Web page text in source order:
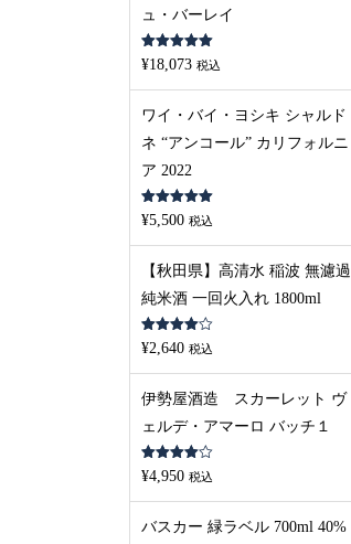
ュ・バーレイ
5段階中5.00
の評価
¥18,073 税込
ワイ・バイ・ヨシキ シャルド
ネ “アンコール” カリフォルニ
ア 2022
5段階中 5.00
の評価
¥5,500 税込
【秋田県】高清水 稲波 無濾過
純米酒 一回火入れ 1800ml
5段階中
4.00の評
¥2,640 税込
伊勢屋酒造 スカーレット ヴ
ェルデ・アマーロ バッチ１
5段階中
4.00の評
¥4,950 税込
バスカー 緑ラベル 700ml 40%